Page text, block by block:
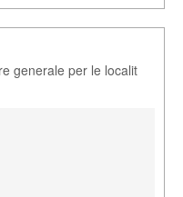
generale per le localit